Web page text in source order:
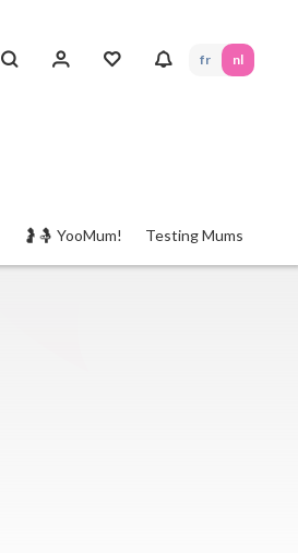
fr nl
🤰🤱 YooMum! Testing Mums